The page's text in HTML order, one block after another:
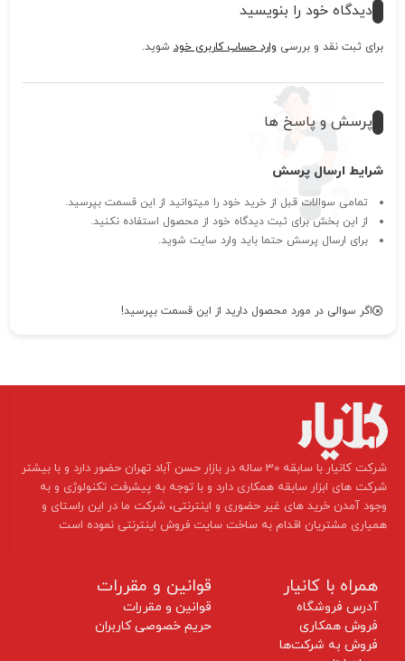
دیدگاه خود را بنویسید
برای ثبت نقد و بررسی وارد حساب کاربری خود شوید.
پرسش و پاسخ ها
شرایط ارسال پرسش
تمامی سوالات قبل از خرید خود را میتوانید از این قسمت بپرسید.
از این بخش برای ثبت دیدگاه خود از محصول استفاده نکنید.
برای ارسال پرسش حتما باید وارد سایت شوید.
اگر سوالی در مورد محصول دارید از این قسمت بپرسید!
​شرکت کانیار با سابقه 30 ساله در بازار حسن آباد تهران حضور دارد و با بیشتر
شرکت های ابزار سابقه همکاری دارد و با توجه به پیشرفت تکنولوژی و به
وجود آمدن خرید های غیر حضوری و اینترنتی، شرکت ما در این راستای و
همیاری مشتریان اقدام به ساخت سایت فروش اینترنتی نموده است ​​​​​​​
همراه با کانیار
آدرس فروشگاه
فروش همکاری
فروش به شرکت‌ها
قوانین و مقررات
قوانین و مقررات
حریم خصوصی کاربران